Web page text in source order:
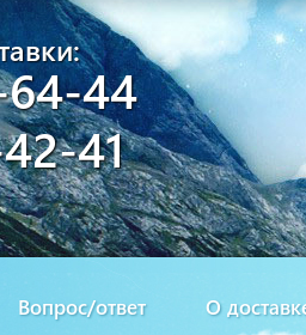
44
41
Вопрос/ответ О